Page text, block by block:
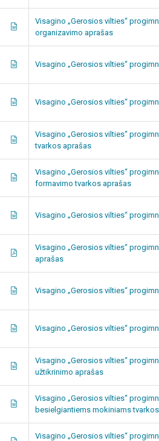
Visagino „Gerosios vilties“
organizavimo aprašas
Visagino „Gerosios vilties“
Visagino „Gerosios vilties“
Visagino „Gerosios vilties“
tvarkos aprašas
Visagino „Gerosios vilties“
formavimo tvarkos aprašas
Visagino „Gerosios vilties“
Visagino „Gerosios vilties“
aprašas
Visagino „Gerosios vilties“
Visagino „Gerosios vilties“
Visagino „Gerosios vilties“
užtikrinimo aprašas
Visagino „Gerosios vilties“
besielgiantiems mokiniams
Visagino „Gerosios vilties“